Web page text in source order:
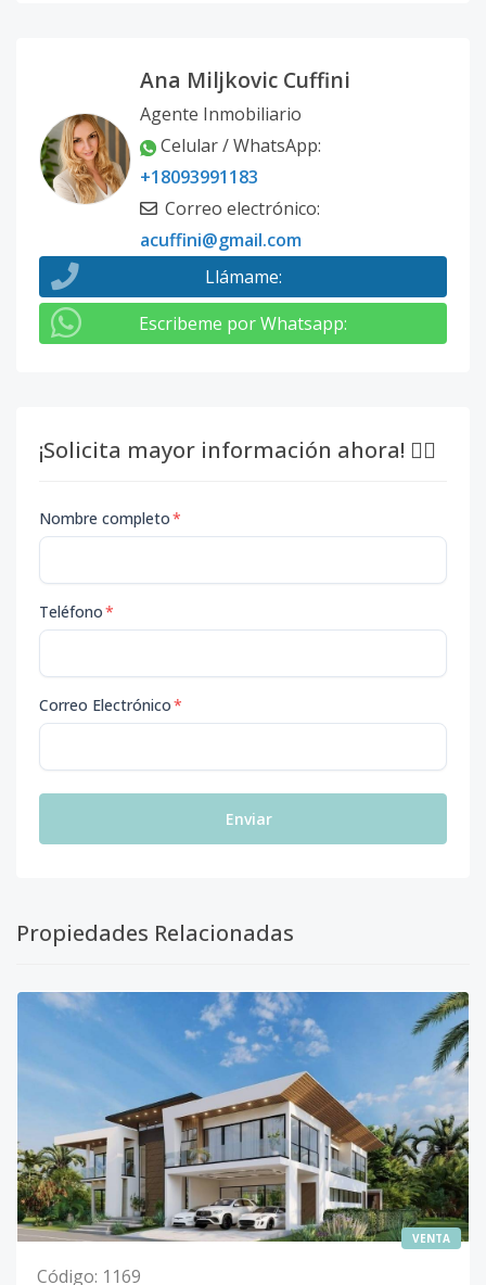
Ana Miljkovic Cuffini
Agente Inmobiliario
Celular / WhatsApp:
+18093991183
Correo electrónico:
acuffini@gmail.com
Llámame:
Escribeme por Whatsapp:
¡Solicita mayor información ahora! 👇🏽
Nombre completo*
Teléfono*
Correo Electrónico*
Enviar
Propiedades Relacionadas
VENTA
Código: 1169